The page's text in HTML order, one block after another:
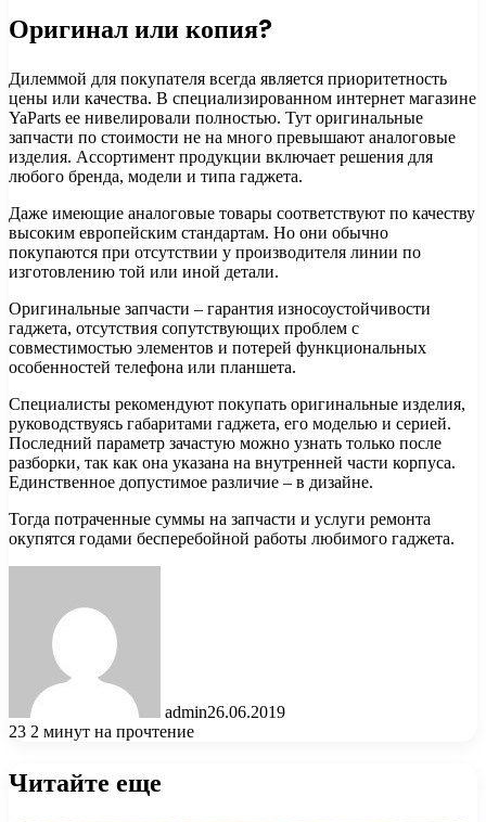
Оригинал или копия?
Дилеммой для покупателя всегда является приоритетность
цены или качества. В специализированном интернет магазине
YaParts ее нивелировали полностью. Тут оригинальные
запчасти по стоимости не на много превышают аналоговые
изделия. Ассортимент продукции включает решения для
любого бренда, модели и типа гаджета.
Даже имеющие аналоговые товары соответствуют по качеству
высоким европейским стандартам. Но они обычно
покупаются при отсутствии у производителя линии по
изготовлению той или иной детали.
Оригинальные запчасти – гарантия износоустойчивости
гаджета, отсутствия сопутствующих проблем с
совместимостью элементов и потерей функциональных
особенностей телефона или планшета.
Специалисты рекомендуют покупать оригинальные изделия,
руководствуясь габаритами гаджета, его моделью и серией.
Последний параметр зачастую можно узнать только после
разборки, так как она указана на внутренней части корпуса.
Единственное допустимое различие – в дизайне.
Тогда потраченные суммы на запчасти и услуги ремонта
окупятся годами бесперебойной работы любимого гаджета.
admin26.06.2019
23 2 минут на прочтение
Читайте еще